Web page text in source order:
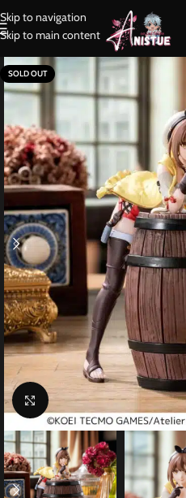
Skip to navigation
Skip to main content
SOLD OUT
Click to enlarge